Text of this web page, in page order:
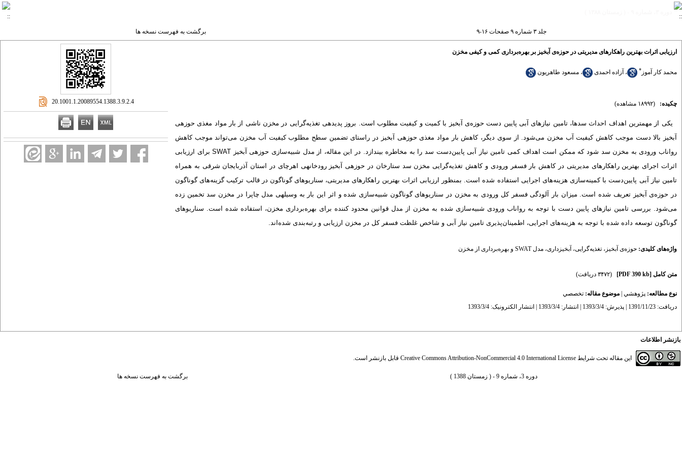
جلد ۳ شماره ۹ صفحات ۱۶-۹ برگشت به فهرست نسخه ها
ارزیابی اثرات بهترین راهکارهای مدیریتی در حوزه‌ی آبخیز بر بهره‌برداری کمی و کیفی مخزن
محمد کار آموز * ، آزاده احمدی ، مسعود طاهریون
چکیده: (۱۸۹۹۲ مشاهده)
یکی از مهم­ترین اهداف احداث سدها، تامین نیازهای آبی پایین دست حوزه‌ی آبخیز با کمیت و کیفیت مطلوب است. بروز پدیده­ی تغذیه‌گرایی در مخزن ناشی از بار مواد مغذی حوزه­ی
آبخیز بالا دست موجب کاهش کیفیت آب مخزن می‌شود. از سوی دیگر، کاهش بار مواد مغذی حوزه­ی آبخیز در راستای تضمین سطح مطلوب کیفیت آب مخزن می‌تواند موجب کاهش
رواناب ورودی به مخزن سد شود که ممکن است اهداف کمی تامین نیاز آبی پایین‌دست سد را به مخاطره بیندازد. در این مقاله، از مدل شبیه‌سازی حوزه­ی آبخیز SWAT برای ارزیابی
اثرات اجرای بهترین راهکارهای مدیریتی در کاهش بار فسفر ورودی و کاهش تغذیه‌گرایی مخزن سد ستارخان در حوزه­ی آبخیز رودخانه­ی اهر‌چای در استان آذربایجان شرقی به همراه
تامین نیاز آبی پایین‌دست با کمینه‌‌سازی هزینه‌های اجرایی استفاده شده است. بمنظور ارزیابی اثرات بهترین راهکارهای مدیریتی، سناریوهای گوناگون در قالب ترکیب گزینه‌های گوناگون
در حوزه‌ی آبخیز تعریف شده است. میزان بار آلودگی فسفر کل ورودی به مخزن در سناریوهای گوناگون شبیه‌سازی شده و اثر این بار به وسیله­ی مدل چاپرا در مخزن سد تخمین زده
می‌شود. بررسی تامین نیازهای پایین دست با توجه به رواناب ورودی شبیه‌سازی شده به مخزن از مدل قوانین محدود کننده برای بهره‌برداری مخزن، استفاده شده است. سناریوهای
گوناگون توسعه داده شده با توجه به هزینه‌های اجرایی، اطمینان‌پذیری تامین نیاز آبی و شاخص غلظت فسفر کل در مخزن ارزیابی و رتبه‌بندی شده‌اند.
واژه‌های کلیدی: حوزه‌ی آبخیز ، تغذیه‌گرایی، آبخیزداری، مدل SWAT و بهره‌برداری از مخزن
متن کامل [PDF 390 kb] (۳۴۷۲ دریافت)
نوع مطالعه: پژوهشي موضوع مقاله: تخصصي
دریافت: 1391/11/23 | پذیرش: 1393/3/4 | انتشار: 1393/3/4 | انتشار الکترونیک: 1393/3/4
‎ 20.1001.1.20089554.1388.3.9.2.4
بازنشر اطلاعات
این مقاله تحت شرایط Creative Commons Attribution-NonCommercial 4.0 International License قابل بازنشر است.
دوره 3، شماره 9 - ( زمستان 1388 ) برگشت به فهرست نسخه ها